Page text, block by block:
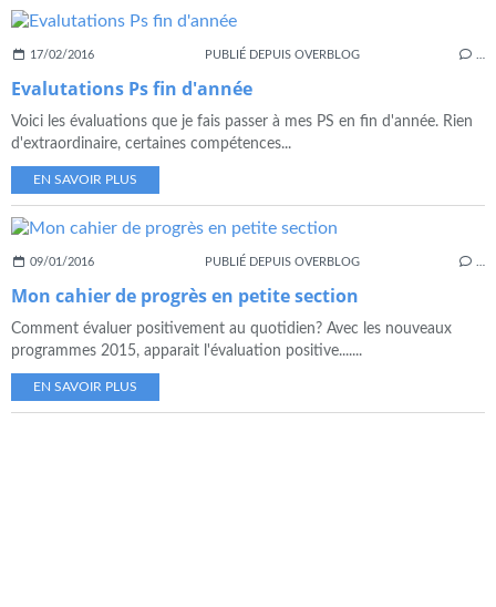
17/02/2016 PUBLIÉ DEPUIS OVERBLOG
Evalutations Ps fin d'année
Voici les évaluations que je fais passer à mes PS en fin d'année. Rien
d'extraordinaire, certaines compétences...
EN SAVOIR PLUS
09/01/2016 PUBLIÉ DEPUIS OVERBLOG
Mon cahier de progrès en petite section
Comment évaluer positivement au quotidien? Avec les nouveaux
programmes 2015, apparait l'évaluation positive.......
EN SAVOIR PLUS